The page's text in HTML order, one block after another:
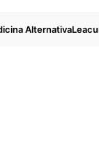
Alternativa